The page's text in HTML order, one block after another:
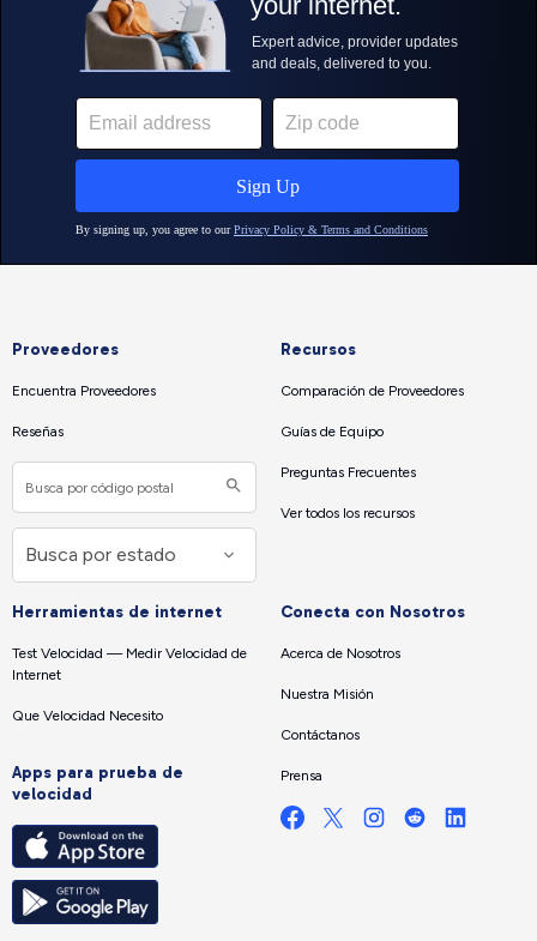
Proveedores
Encuentra Proveedores
Reseñas
Recursos
Comparación de Proveedores
Guías de Equipo
Preguntas Frecuentes
Ver todos los recursos
Herramientas de internet
Test Velocidad — Medir Velocidad de
Internet
Que Velocidad Necesito
Apps para prueba de
velocidad
Conecta con Nosotros
Acerca de Nosotros
Nuestra Misión
Contáctanos
Prensa